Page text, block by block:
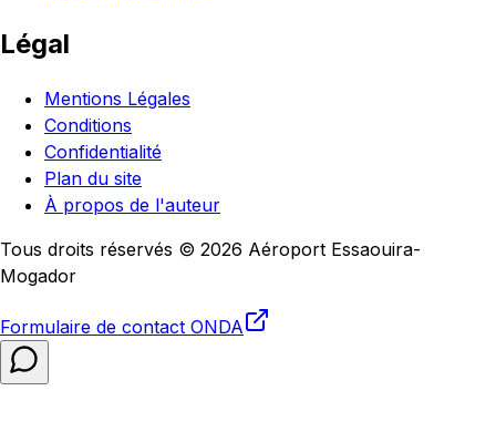
Légal
Mentions Légales
Conditions
Confidentialité
Plan du site
À propos de l'auteur
Tous droits réservés © 2026 Aéroport Essaouira-
Mogador
Formulaire de contact ONDA